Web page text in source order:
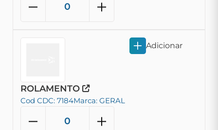
ROLAMENTO
Cod CDC: 7184Marca: GERAL
Adicionar